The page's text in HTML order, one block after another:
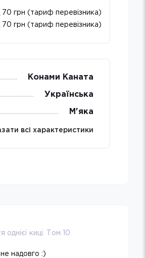
70 грн (тариф перевізника)
70 грн (тариф перевізника)
Конами Каната
Українська
М'яка
всі характеристики
однієї киці. Том 10
надовго :)